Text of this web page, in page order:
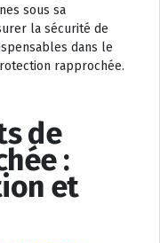
sous sa
la sécurité de
dans le
rapprochée.
de
:
et